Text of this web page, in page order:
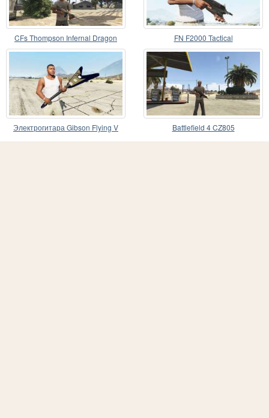
CFs Thompson Infernal Dragon FN F2000 Tactical
Электрогитара Gibson Flying V Battlefield 4 CZ805